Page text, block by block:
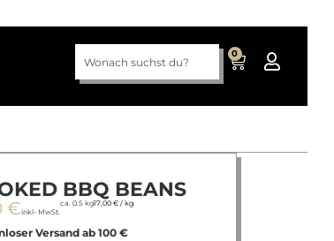
0
BBQ BEANS
€inkl- MwSt.
ca. 0.5 kg17,00 €/ kg
Versand ab 100 €